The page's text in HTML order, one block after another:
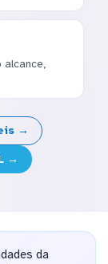
alcance,
→
→
da